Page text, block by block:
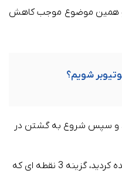
و همین موضوع موجب کاهش
شویم؟
و سپس شروع به گشتن در
هنگامی که اولین تبلیغ را مشاهده کردید، گزینه 3 نقطه ای که